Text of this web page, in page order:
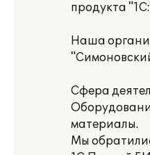
продукта
Наша
Сфера
материалы.
Мы